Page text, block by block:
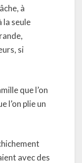
à
la seule
si
que l’on
l’on plie un
avec des